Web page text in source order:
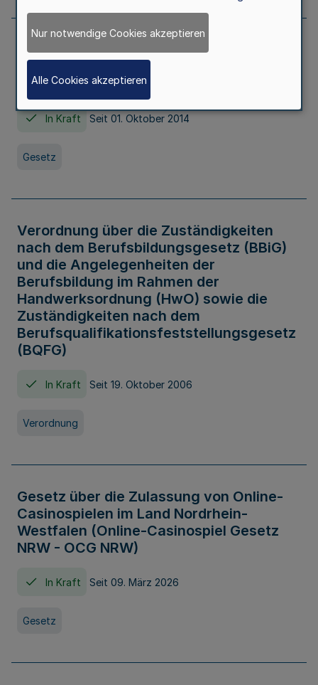
Gesetz über die Hochschulen des Landes
Nordrhein-Westfalen (Hochschulgesetz -
HG)
In Kraft Seit 01. Oktober 2014
Gesetz
Verordnung über die Zuständigkeiten
nach dem Berufsbildungsgesetz (BBiG)
und die Angelegenheiten der
Berufsbildung im Rahmen der
Handwerksordnung (HwO) sowie die
Zuständigkeiten nach dem
Berufsqualifikationsfeststellungsgesetz
(BQFG)
In Kraft Seit 19. Oktober 2006
Verordnung
Gesetz über die Zulassung von Online-
Casinospielen im Land Nordrhein-
Westfalen (Online-Casinospiel Gesetz
NRW - OCG NRW)
In Kraft Seit 09. März 2026
Gesetz
Nur notwendige Cookies akzeptieren
Alle Cookies akzeptieren